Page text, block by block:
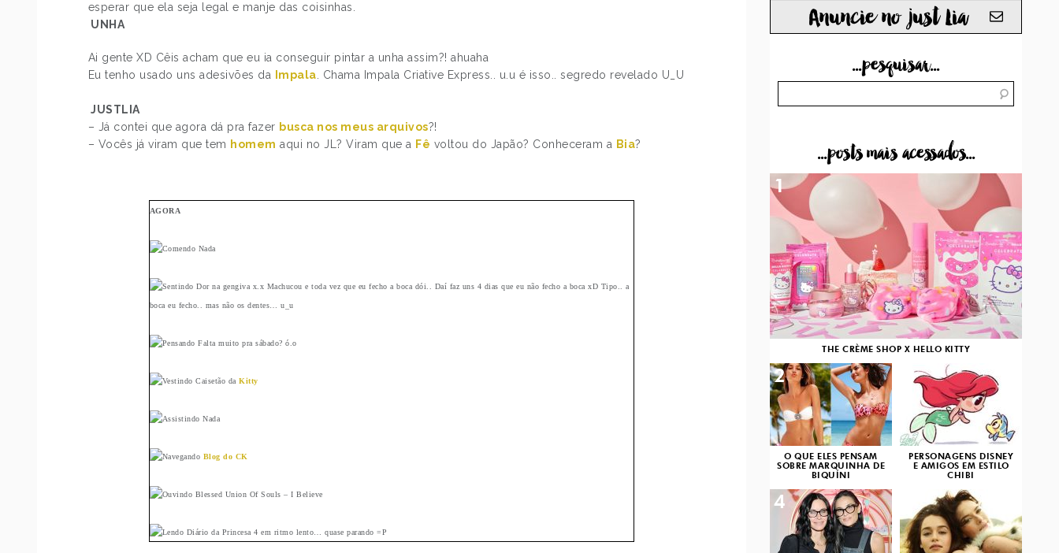
esperar que ela seja legal e manje das coisinhas.
UNHA
Ai gente XD Cêis acham que eu ia conseguir pintar a unha assim?! ahuaha
Eu tenho usado uns adesivões da
Impala . Chama Impala Criative Express.. u.u é isso.. segredo revelado U_U
JUSTLIA
– Já contei que agora dá pra fazer busca nos meus arquivos?!
– Vocês já viram que tem homem aqui no JL? Viram que a Fê voltou do Japão? Conheceram a Bia?
AGORA
Nada
Dor na gengiva x.x Machucou e toda vez que eu fecho a boca dói.. Daí faz uns 4 dias que eu não fecho a boca xD Tipo.. a
boca eu fecho.. mas não os dentes… u_u
Falta muito pra sábado? ó.o
Caisetão daKitty
Nada
Blog do CK
Blessed Union Of Souls – I Believe
Diário da Princesa 4 em ritmo lento… quase parando =P
Anuncie no just Lia
...pesquisar...
...posts mais acessados...
THE CRÈME SHOP X HELLO KITTY
1
O QUE ELES PENSAM
SOBRE MARQUINHA DE
BIQUÍNI
2
PERSONAGENS DISNEY
E AMIGOS EM ESTILO
CHIBI
3
4